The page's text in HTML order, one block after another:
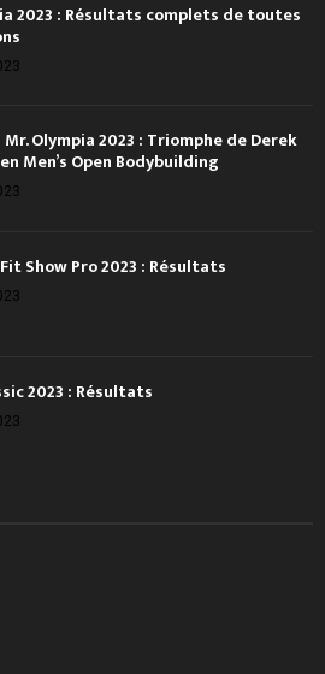
2023 : Résultats complets de toutes
Olympia 2023 : Triomphe de Derek
Men’s Open Bodybuilding
Show Pro 2023 : Résultats
2023 : Résultats